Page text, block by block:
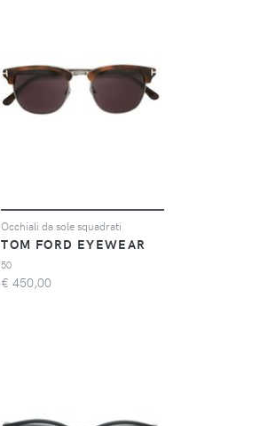
Occhiali da sole squadrati
TOM FORD EYEWEAR
50
€ 450,00